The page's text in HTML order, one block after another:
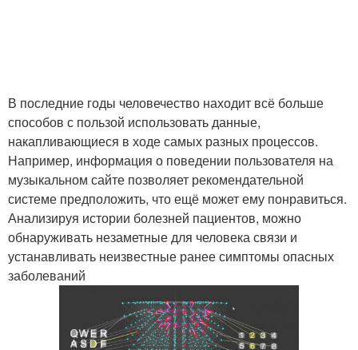
В последние годы человечество находит всё больше
способов с пользой использовать данные,
накапливающиеся в ходе самых разных процессов.
Например, информация о поведении пользователя на
музыкальном сайте позволяет рекомендательной
системе предположить, что ещё может ему понравиться.
Анализируя истории болезней пациентов, можно
обнаруживать незаметные для человека связи и
устанавливать неизвестные ранее симптомы опасных
заболеваний